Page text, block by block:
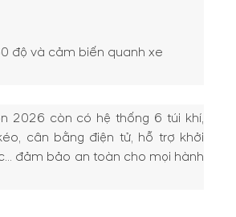
độ và cảm biến quanh xe
2026 còn có hệ thống 6 túi khí,
cân bằng điện tử, hỗ trợ khởi
đảm bảo an toàn cho mọi hành